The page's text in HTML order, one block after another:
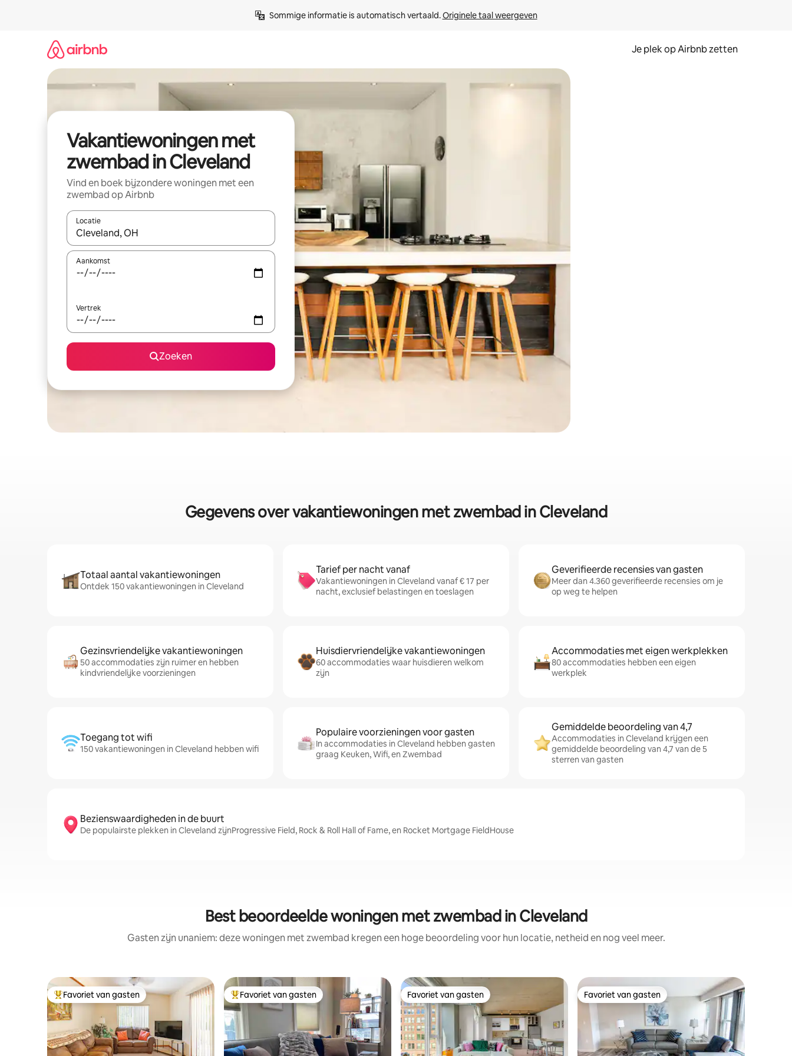
Sommige informatie is automatisch vertaald. Originele taal weergeven
Je plek op Airbnb zetten
Vakantiewoningen met
zwembad in Cleveland
Vind en boek bijzondere woningen met een
zwembad op Airbnb
Locatie
Wanneer er resultaten beschikbaar zijn, maak je een keuze met je de pijltjestoetsen omhoog en omlaag, óf door te tikken of swipen.
Aankomst
Vertrek
Zoeken
Gegevens over vakantiewoningen met zwembad in Cleveland
Totaal aantal vakantiewoningen
Ontdek 150 vakantiewoningen in Cleveland
Tarief per nacht vanaf
Vakantiewoningen in Cleveland vanaf € 17 per
nacht, exclusief belastingen en toeslagen
Geverifieerde recensies van gasten
Meer dan 4.360 geverifieerde recensies om je
op weg te helpen
Gezinsvriendelijke vakantiewoningen
50 accommodaties zijn ruimer en hebben
kindvriendelijke voorzieningen
Huisdiervriendelijke vakantiewoningen
60 accommodaties waar huisdieren welkom
zijn
Accommodaties met eigen werkplekken
80 accommodaties hebben een eigen
werkplek
Toegang tot wifi
150 vakantiewoningen in Cleveland hebben wifi
Populaire voorzieningen voor gasten
In accommodaties in Cleveland hebben gasten
graag Keuken, Wifi, en Zwembad
Gemiddelde beoordeling van 4,7
Accommodaties in Cleveland krijgen een
gemiddelde beoordeling van 4,7 van de 5
sterren van gasten
Bezienswaardigheden in de buurt
De populairste plekken in Cleveland zijnProgressive Field, Rock & Roll Hall of Fame, en Rocket Mortgage FieldHouse
Best beoordeelde woningen met zwembad in Cleveland
Gasten zijn unaniem: deze woningen met zwembad kregen een hoge beoordeling voor hun locatie, netheid en nog veel meer.
Topfavoriet van gasten
Favoriet van gasten Topfavoriet van gasten
Favoriet van gasten Favoriet van gasten
Favoriet van gasten Favoriet van gasten
Favoriet van gasten